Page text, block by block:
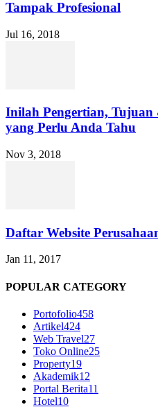
Tampak Profesional
Jul 16, 2018
Inilah Pengertian, Tujuan
yang Perlu Anda Tahu
Nov 3, 2018
Daftar Website
Jan 11, 2017
POPULAR CATEGORY
Portofolio458
Artikel424
Web Travel27
Toko Online25
Property19
Akademik12
Portal Berita11
Hotel10